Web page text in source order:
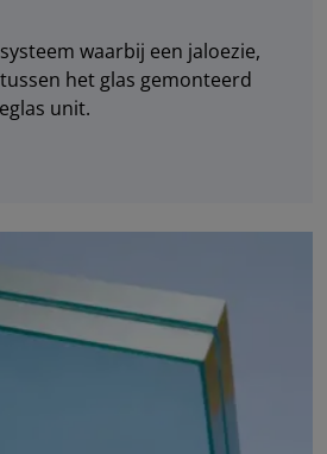
waarbij een jaloezie,
het glas gemonteerd
unit.